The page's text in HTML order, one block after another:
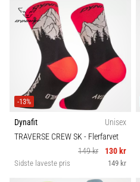
Oplever
du
skarpe
hælsmerter
dit
løb?
En
af
hyppigste
Vægt (g)
-13%
Dynafit
Unisex
TRAVERSE CREW SK- Flerfarvet
149 kr
130 kr
Sidste laveste pris 149 kr